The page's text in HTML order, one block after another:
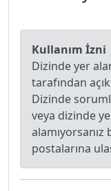
Kullanım İzni
Dizinde yer
tarafından
Dizinde
veya dizinde
postalarına